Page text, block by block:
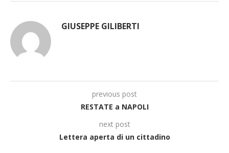
GIUSEPPE GILIBERTI
previous post
RESTATE a NAPOLI
next post
Lettera aperta di un cittadino